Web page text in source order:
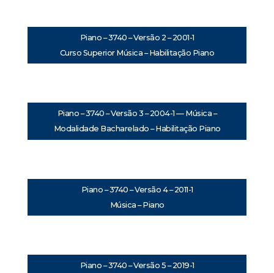
Piano – 3740 – Versão 2 – 2001-1
Curso Superior Música – Habilitação Piano
Piano – 3740 – Versão 3 – 2004-1 — Música –
Modalidade Bacharelado – Habilitação Piano
Piano – 3740 – Versão 4 – 2011-1
Música – Piano
Piano – 3740 – Versão 5 – 2019-1